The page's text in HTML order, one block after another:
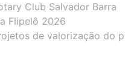
Club Salvador Barra
Flipelô 2026
de valorização do